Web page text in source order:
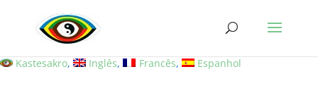
Kastesakro Inglês Francês Espanhol